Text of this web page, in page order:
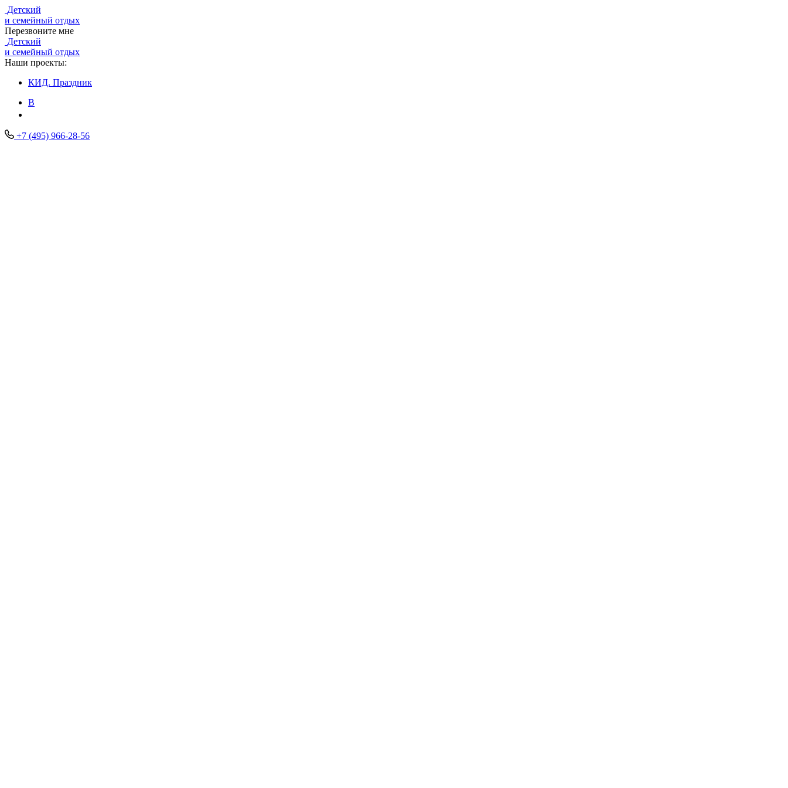
Детский
и семейный отдых
Перезвоните мне
Детский
и семейный отдых
Наши проекты:
КИД. Праздник
В
+7 (495) 966-28-56